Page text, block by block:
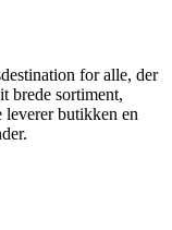
for alle, der
brede sortiment,
leverer butikken en